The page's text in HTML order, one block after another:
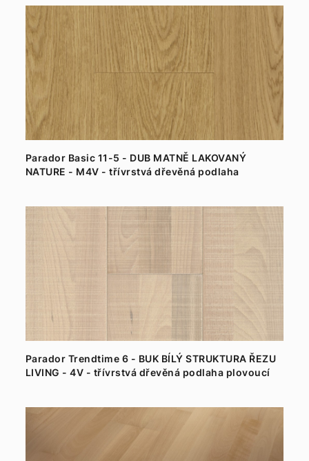
Parador Basic 11-5 - DUB MATNĚ LAKOVANÝ
NATURE - M4V - třívrstvá dřevěná podlaha
Parador Trendtime 6 - BUK BÍLÝ STRUKTURA ŘEZU
LIVING - 4V - třívrstvá dřevěná podlaha plovoucí